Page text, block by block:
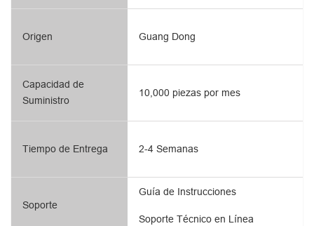
Origen
Capacidad de
Suministro
Tiempo de Entrega
Soporte
Guang Dong
10,000 piezas por mes
2-4 Semanas
Soporte Técnico en Línea
Guía de Instrucciones